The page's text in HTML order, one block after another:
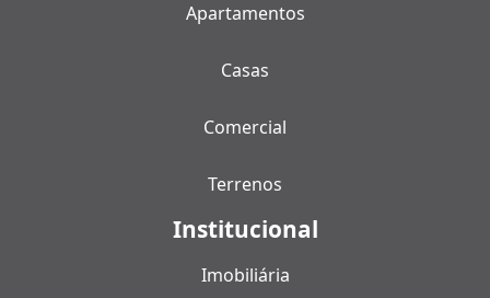
Apartamentos
Casas
Comercial
Terrenos
Institucional
Imobiliária